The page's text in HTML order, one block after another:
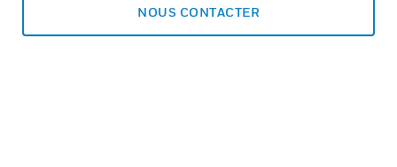
NOUS CONTACTER